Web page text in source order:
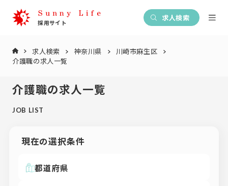
求人検索
求人検索 神奈川県
川崎市麻生区
介護職の求人一覧
介護職の求人一覧
JOB LIST
現在の選択条件
都道府県